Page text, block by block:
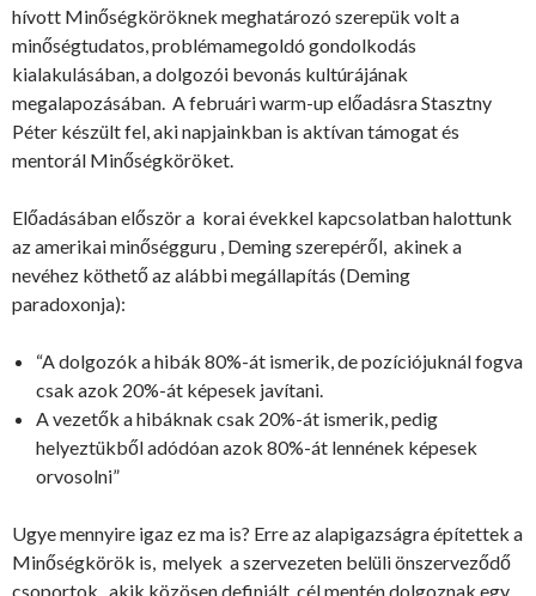
hívott Minőségköröknek meghatározó szerepük volt a
minőségtudatos, problémamegoldó gondolkodás
kialakulásában, a dolgozói bevonás kultúrájának
megalapozásában. A februári warm-up előadásra Stasztny
Péter készült fel, aki napjainkban is aktívan támogat és
mentorál Minőségköröket.
Előadásában először a korai évekkel kapcsolatban halottunk
az amerikai minőségguru , Deming szerepéről, akinek a
nevéhez köthető az alábbi megállapítás (Deming
paradoxonja):
“A dolgozók a hibák 80%-át ismerik, de pozíciójuknál fogva
csak azok 20%-át képesek javítani.
A vezetők a hibáknak csak 20%-át ismerik, pedig
helyeztükből adódóan azok 80%-át lennének képesek
orvosolni”
Ugye mennyire igaz ez ma is? Erre az alapigazságra építettek a
Minőségkörök is, melyek a szervezeten belüli önszerveződő
csoportok, akik közösen definiált cél mentén dolgoznak egy